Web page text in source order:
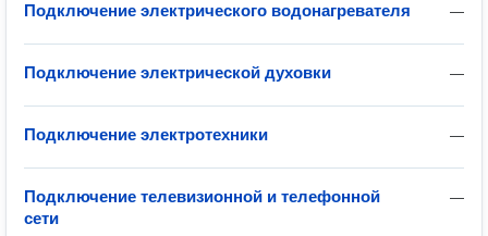
—
Подключение электрического водонагревателя
—
Подключение электрической духовки
—
Подключение электротехники
—
Подключение телевизионной и телефонной
сети